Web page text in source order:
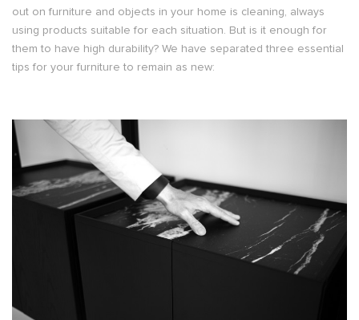
out on furniture and objects in your home is cleaning, always
using products suitable for each situation. But is it enough for
them to have high durability? We have separated three essential
tips for your furniture to remain as new: